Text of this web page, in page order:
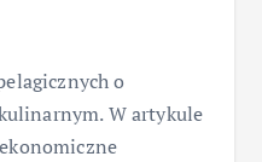
o
W artykule